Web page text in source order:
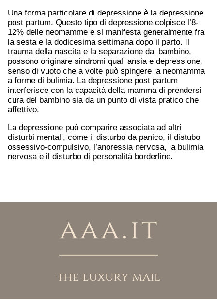
Una forma particolare di depressione è la depressione
post partum. Questo tipo di depressione colpisce l’8-
12% delle neomamme e si manifesta generalmente fra
la sesta e la dodicesima settimana dopo il parto. Il
trauma della nascita e la separazione dal bambino,
possono originare sindromi quali ansia e depressione,
senso di vuoto che a volte può spingere la neomamma
a forme di bulimia. La depressione post partum
interferisce con la capacità della mamma di prendersi
cura del bambino sia da un punto di vista pratico che
affettivo.
La depressione può comparire associata ad altri
disturbi mentali, come il disturbo da panico, il distubo
ossessivo-compulsivo, l’anoressia nervosa, la bulimia
nervosa e il disturbo di personalità borderline.